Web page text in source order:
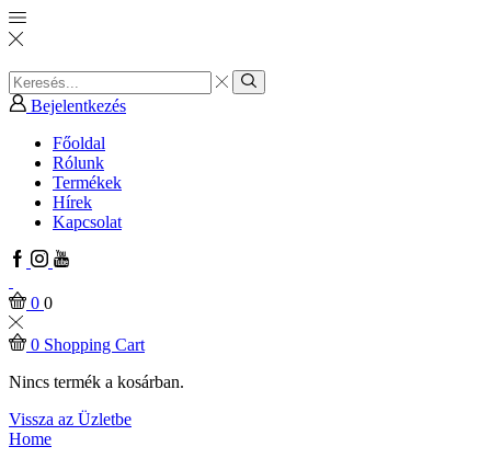
Search
input
Search
Bejelentkezés
Főoldal
Rólunk
Termékek
Hírek
Kapcsolat
Facebook
Instagram
Youtube
0 0
0 Shopping Cart
Nincs termék a kosárban.
Vissza az Üzletbe
Home